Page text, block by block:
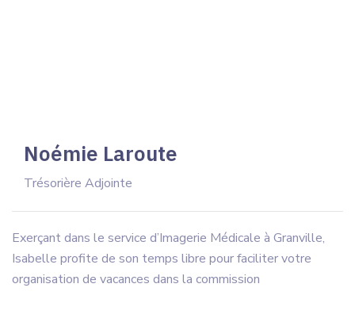
Noémie Laroute
Trésorière Adjointe
Exerçant dans le service d’Imagerie Médicale à Granville,
Isabelle profite de son temps libre pour faciliter votre
organisation de vacances dans la commission